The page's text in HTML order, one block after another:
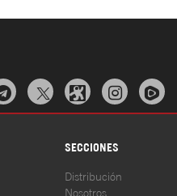
  
SECCIONES
Distribución
Nosotros